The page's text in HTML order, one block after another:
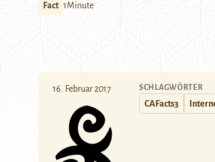
Fact 1Minute
16. Februar 2017 SCHLAGWÖRTER
CAFacts3